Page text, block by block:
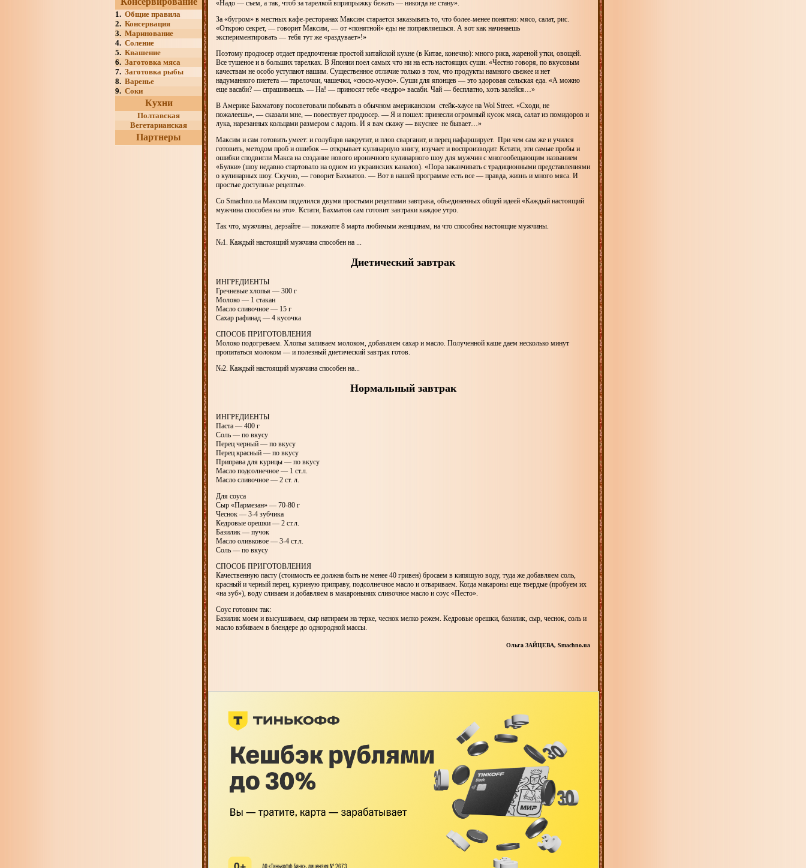
1. Общие правила
2. Консервация
3. Маринование
4. Соление
5. Квашение
6. Заготовка мяса
7. Заготовка рыбы
8. Варенье
9. Соки
Кухни
Полтавская
Вегетарианская
Партнеры
«Надо — съем, а так, чтоб за тарелкой вприпрыжку бежать — никогда не стану».
За «бугром» в местных кафе-ресторанах Максим старается заказывать то, что более-менее понятно: мясо, салат, рис.
«Открою секрет, — говорит Максим, — от «понятной» еды не поправляешься. А вот как начинаешь
экспериментировать — тебя тут же «раздувает»!»
Поэтому продюсер отдает предпочтение простой китайской кухне (в Китае, конечно): много риса, жареной утки, овощей.
Все тушеное и в больших тарелках. В Японии поел самых что ни на есть настоящих суши. «Честно говоря, по вкусовым
качествам не особо уступают нашим. Существенное отличие только в том, что продукты намного свежее и нет
надуманного пиетета — тарелочки, чашечки, «сюсю-мусю». Суши для японцев — это здоровая сельская еда. «А можно
еще васаби? — спрашиваешь. — На! — приносят тебе «ведро» васаби. Чай — бесплатно, хоть залейся…»
В Америке Бахматову посоветовали побывать в обычном американском стейк-хаусе на Wol Street. «Сходи, не
пожалеешь», — сказали мне, — повествует продюсер. — Я и пошел: принесли огромный кусок мяса, салат из помидоров и
лука, нарезанных кольцами размером с ладонь. И я вам скажу — вкуснее не бывает…»
Максим и сам готовить умеет: и голубцов накрутит, и плов сварганит, и перец нафарширует. При чем сам же и учился
готовить, методом проб и ошибок — открывает кулинарную книгу, изучает и воспроизводит. Кстати, эти самые пробы и
ошибки сподвигли Макса на создание нового ироничного кулинарного шоу для мужчин с многообещающим названием
«Булки» (шоу недавно стартовало на одном из украинских каналов). «Пора заканчивать с традиционными представлениями
о кулинарных шоу. Скучно, — говорит Бахматов. — Вот в нашей программе есть все — правда, жизнь и много мяса. И
простые доступные рецепты».
Со Smachno.ua Максим поделился двумя простыми рецептами завтрака, объединенных общей идеей «Каждый настоящий
мужчина способен на это». Кстати, Бахматов сам готовит завтраки каждое утро.
Так что, мужчины, дерзайте — покажите 8 марта любимым женщинам, на что способны настоящие мужчины.
№1. Каждый настоящий мужчина способен на ...
Диетический завтрак
ИНГРЕДИЕНТЫ
Гречневые хлопья — 300 г
Молоко — 1 стакан
Масло сливочное — 15 г
Сахар рафинад — 4 кусочка
СПОСОБ ПРИГОТОВЛЕНИЯ
Молоко подогреваем. Хлопья заливаем молоком, добавляем сахар и масло. Полученной каше даем несколько минут
пропитаться молоком — и полезный диетический завтрак готов.
№2. Каждый настоящий мужчина способен на...
Нормальный завтрак
ИНГРЕДИЕНТЫ
Паста — 400 г
Соль — по вкусу
Перец черный — по вкусу
Перец красный — по вкусу
Приправа для курицы — по вкусу
Масло подсолнечное — 1 ст.л.
Масло сливочное — 2 ст. л.
Для соуса
Сыр «Пармезан» — 70-80 г
Чеснок — 3-4 зубчика
Кедровые орешки — 2 ст.л.
Базилик — пучок
Масло оливковое — 3-4 ст.л.
Соль — по вкусу
СПОСОБ ПРИГОТОВЛЕНИЯ
Качественную пасту (стоимость ее должна быть не менее 40 гривен) бросаем в кипящую воду, туда же добавляем соль,
красный и черный перец, куриную приправу, подсолнечное масло и отвариваем. Когда макароны еще твердые (пробуем их
«на зуб»), воду сливаем и добавляем в макароныних сливочное масло и соус «Песто».
Соус готовим так:
Базилик моем и высушиваем, сыр натираем на терке, чеснок мелко режем. Кедровые орешки, базилик, сыр, чеснок, соль и
масло взбиваем в блендере до однородной массы.
Ольга ЗАЙЦЕВА, Smachno.ua